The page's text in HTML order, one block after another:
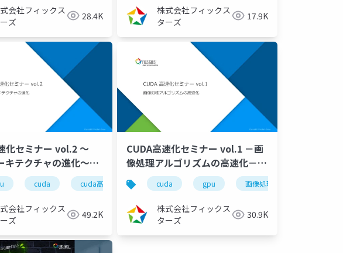
会社フィックス
ズ
28.4K
株式会社フィックス
ターズ
17.9K
ズ
化シリーズ cuda高速化シリーズ
化セミナー vol.2 ～
キテクチャの進化～
23） cuda cuda高速化 高速化シリーズ cuda高速化シリーズ
会社フィックス
ズ
49.2K
CUDA高速化セミナー vol.1 －画
像処理アルゴリズムの高速化－
（2022/05/27）
cuda gpu 画像処理
株式会社フィックス
ターズ
30.9K